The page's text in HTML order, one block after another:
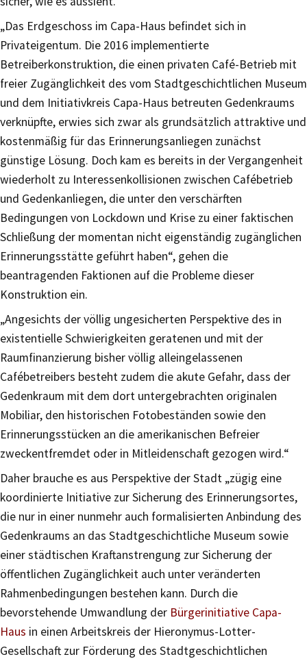
„Das Erdgeschoss im Capa-Haus befindet sich in
Privateigentum. Die 2016 implementierte
Betreiberkonstruktion, die einen privaten Café-Betrieb mit
freier Zugänglichkeit des vom Stadtgeschichtlichen Museum
und dem Initiativkreis Capa-Haus betreuten Gedenkraums
verknüpfte, erwies sich zwar als grundsätzlich attraktive und
kostenmäßig für das Erinnerungsanliegen zunächst
günstige Lösung. Doch kam es bereits in der Vergangenheit
wiederholt zu Interessenkollisionen zwischen Cafébetrieb
und Gedenkanliegen, die unter den verschärften
Bedingungen von Lockdown und Krise zu einer faktischen
Schließung der momentan nicht eigenständig zugänglichen
Erinnerungsstätte geführt haben“, gehen die
beantragenden Faktionen auf die Probleme dieser
Konstruktion ein.
„Angesichts der völlig ungesicherten Perspektive des in
existentielle Schwierigkeiten geratenen und mit der
Raumfinanzierung bisher völlig alleingelassenen
Cafébetreibers besteht zudem die akute Gefahr, dass der
Gedenkraum mit dem dort untergebrachten originalen
Mobiliar, den historischen Fotobeständen sowie den
Erinnerungsstücken an die amerikanischen Befreier
zweckentfremdet oder in Mitleidenschaft gezogen wird.“
Daher brauche es aus Perspektive der Stadt „zügig eine
koordinierte Initiative zur Sicherung des Erinnerungsortes,
die nur in einer nunmehr auch formalisierten Anbindung des
Gedenkraums an das Stadtgeschichtliche Museum sowie
einer städtischen Kraftanstrengung zur Sicherung der
öffentlichen Zugänglichkeit auch unter veränderten
Rahmenbedingungen bestehen kann. Durch die
bevorstehende Umwandlung der Bürgerinitiative Capa-
Haus in einen Arbeitskreis der Hieronymus-Lotter-
Gesellschaft zur Förderung des Stadtgeschichtlichen